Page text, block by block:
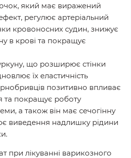
який має виражений
регулює артеріальний
кровоносних судин, знижує
в крові та покращує
що розширює стінки
їх еластичність
позитивно впливає
та покращує роботу
а також він має сечогінну
виведення надлишку рідини
при лікуванні варикозного